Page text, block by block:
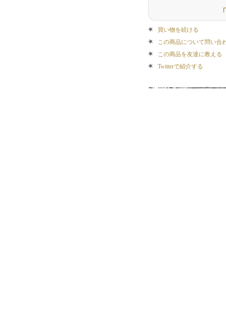
買い物を続ける
この商品について問い合
この商品を友達に教える
Twitterで紹介する